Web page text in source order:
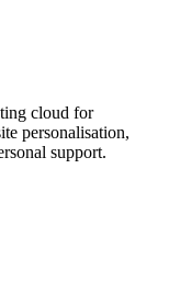
cloud for
personalisation,
support.